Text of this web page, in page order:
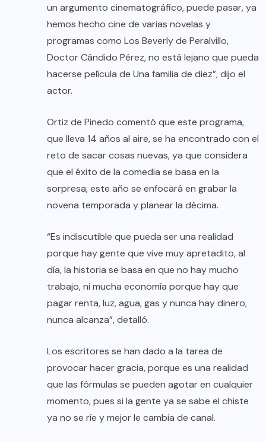
un argumento cinematográfico, puede pasar, ya
hemos hecho cine de varias novelas y
programas como Los Beverly de Peralvillo,
Doctor Cándido Pérez, no está lejano que pueda
hacerse película de Una familia de diez”, dijo el
actor.
Ortiz de Pinedo comentó que este programa,
que lleva 14 años al aire, se ha encontrado con el
reto de sacar cosas nuevas, ya que considera
que el éxito de la comedia se basa en la
sorpresa; este año se enfocará en grabar la
novena temporada y planear la décima.
“Es indiscutible que pueda ser una realidad
porque hay gente que vive muy apretadito, al
día, la historia se basa en que no hay mucho
trabajo, ni mucha economía porque hay que
pagar renta, luz, agua, gas y nunca hay dinero,
nunca alcanza”, detalló.
Los escritores se han dado a la tarea de
provocar hacer gracia, porque es una realidad
que las fórmulas se pueden agotar en cualquier
momento, pues si la gente ya se sabe el chiste
ya no se ríe y mejor le cambia de canal.